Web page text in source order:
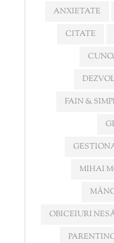
ANXIETATE
CITATE
FAIN &
MIHAI
OBICEIURI